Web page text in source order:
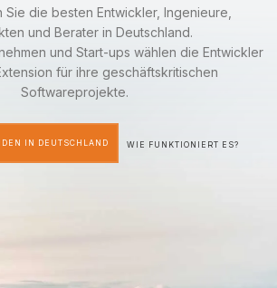
Sie die besten Entwickler, Ingenieure,
und Berater in Deutschland.
und Start-ups wählen die Entwickler
für ihre geschäftskritischen
Softwareprojekte.
IN DEUTSCHLAND WIE FUNKTIONIERT ES?